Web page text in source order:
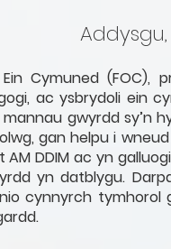
Cymuned (FOC),
ac ysbrydoli ein
gwyrdd sy’n
gan helpu i
AM DDIM ac yn
yn datblygu.
cynnyrch tymhorol